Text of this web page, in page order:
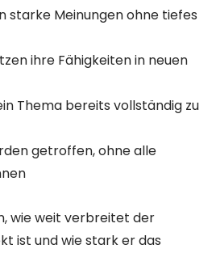
starke Meinungen ohne tiefes
ihre Fähigkeiten in neuen
Thema bereits vollständig zu
getroffen, ohne alle
wie weit verbreitet der
ist und wie stark er das